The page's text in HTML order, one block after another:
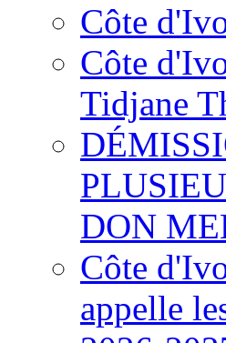
Côte
Côte
Tidjane
DON
Côte
appelle